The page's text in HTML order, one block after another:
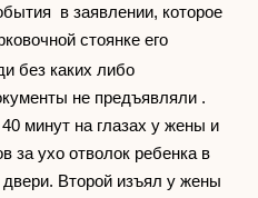
в заявлении, которое
стоянке его
без каких либо
не предъявляли .
минут на глазах у жены и
за ухо отволок ребенка в
Второй изъял у жены